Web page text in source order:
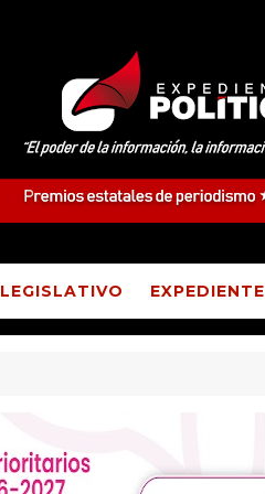
LEGISLATIVO EXPEDIENTE